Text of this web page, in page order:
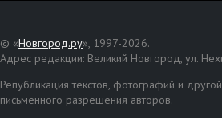
© «Новгород.ру», 1997-2026.
Адрес редакции: Великий Новгород, ул.
Републикация текстов, фотографий и
письменного разрешения авторов.